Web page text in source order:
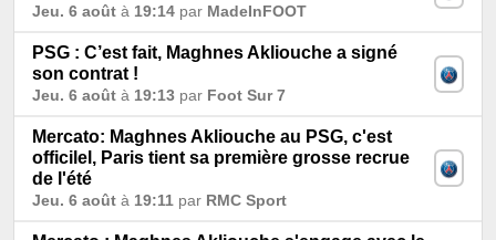
Jeu. 6 août à 19:14 par MadeInFOOT
PSG : C’est fait, Maghnes Akliouche a signé
son contrat !
Jeu. 6 août à 19:13 par Foot Sur 7
Mercato: Maghnes Akliouche au PSG, c'est
officilel, Paris tient sa première grosse recrue
de l'été
Jeu. 6 août à 19:11 par RMC Sport